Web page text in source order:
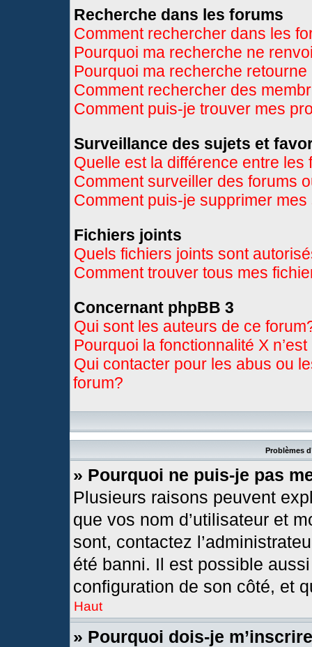
Recherche dans les forums
Comment rechercher dans les
Pourquoi ma recherche ne
Pourquoi ma recherche
Comment rechercher des
Comment puis-je trouver mes
Surveillance des sujets et
Quelle est la différence entre
Comment surveiller des forums
Comment puis-je supprimer
Fichiers joints
Quels fichiers joints sont
Comment trouver tous mes
Concernant phpBB 3
Qui sont les auteurs de ce
Pourquoi la fonctionnalité X
Qui contacter pour les abus ou
forum?
Problèmes
» Pourquoi ne puis-je pas
Plusieurs raisons peuvent
que vos nom d’utilisateur et
sont, contactez
été banni. Il est possible
configuration de son côté, et
Haut
» Pourquoi dois-je